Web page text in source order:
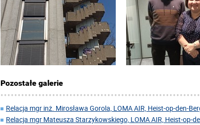
Pozostałe galerie
Relacja mgr inż. Mirosława Gorola, LOMA AIR, Heist-op-den-
Relacja mgr Mateusza Starzykowskiego, LOMA AIR, Heist-op-